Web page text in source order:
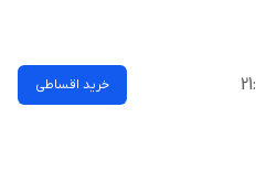
خرید اقساطی